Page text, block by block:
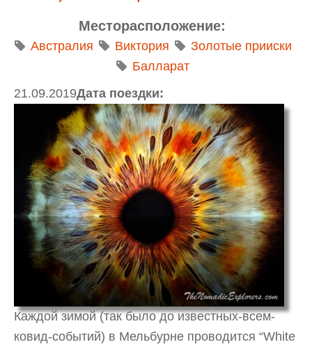
Месторасположение:
Австралия Виктория
Золотые прииски
Балларат
Дата поездки:
21.09.2019
Каждой зимой (так было до известных-всем-
ковид-событий) в Мельбурне проводится “White